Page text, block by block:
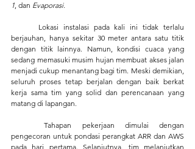
1, dan Evaporasi.
berjauhan, hanya sekitar 30 meter antara satu titik
dengan titik lainnya. Namun, kondisi cuaca yang
sedang memasuki musim hujan membuat akses jalan
menjadi cukup menantang bagi tim. Meski demikian,
seluruh proses tetap berjalan dengan baik berkat
kerja sama tim yang solid dan perencanaan yang
matang di lapangan.
	Tahapan pekerjaan dimulai dengan
pengecoran untuk pondasi perangkat ARR dan AWS
pada hari pertama. Selanjutnya, tim melanjutkan